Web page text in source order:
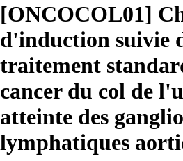
[ONCOCOL01]
d'induction suivie
traitement
cancer du col de
atteinte des
lymphatiques